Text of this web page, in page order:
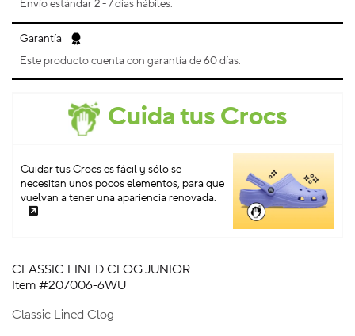
Envío estándar 2 - 7 días hábiles.
Garantía
Este producto cuenta con garantía de 60 días.
Cuida tus Crocs
Cuidar tus Crocs es fácil y sólo se
necesitan unos pocos elementos, para que
vuelvan a tener una apariencia renovada.
CLASSIC LINED CLOG JUNIOR
Item #207006-6WU
Classic Lined Clog